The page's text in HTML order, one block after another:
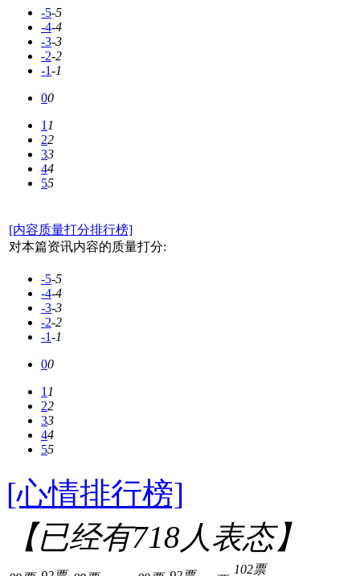
-5-5
-4-4
-3-3
-2-2
-1-1
00
11
22
33
44
55
[内容质量打分排行榜]
对本篇资讯内容的质量打分:
-5-5
-4-4
-3-3
-2-2
-1-1
00
11
22
33
44
55
[心情排行榜]
【已经有718人表态】
102票